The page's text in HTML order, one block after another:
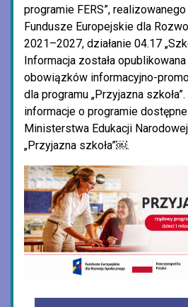
programie FERS”,
Fundusze Europejskie dla
2021–2027, działanie 04.17
Informacja została
obowiązków informacyjno-
dla programu „Przyjazna
informacje o programie
Ministerstwa Edukacji
„Przyjazna szkoła”￼.